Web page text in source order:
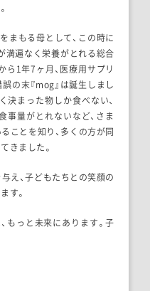
まもる母として、この時に
満遍なく栄養がとれる総合
ら1年7ヶ月、医療用サプリ
の末『mog』は誕生しまし
決まった物しか食べない、
事量がとれないなど、さま
ことを知り、多くの方が同
きました。
え、子どもたちとの笑顔の
す。
もっと未来にあります。子